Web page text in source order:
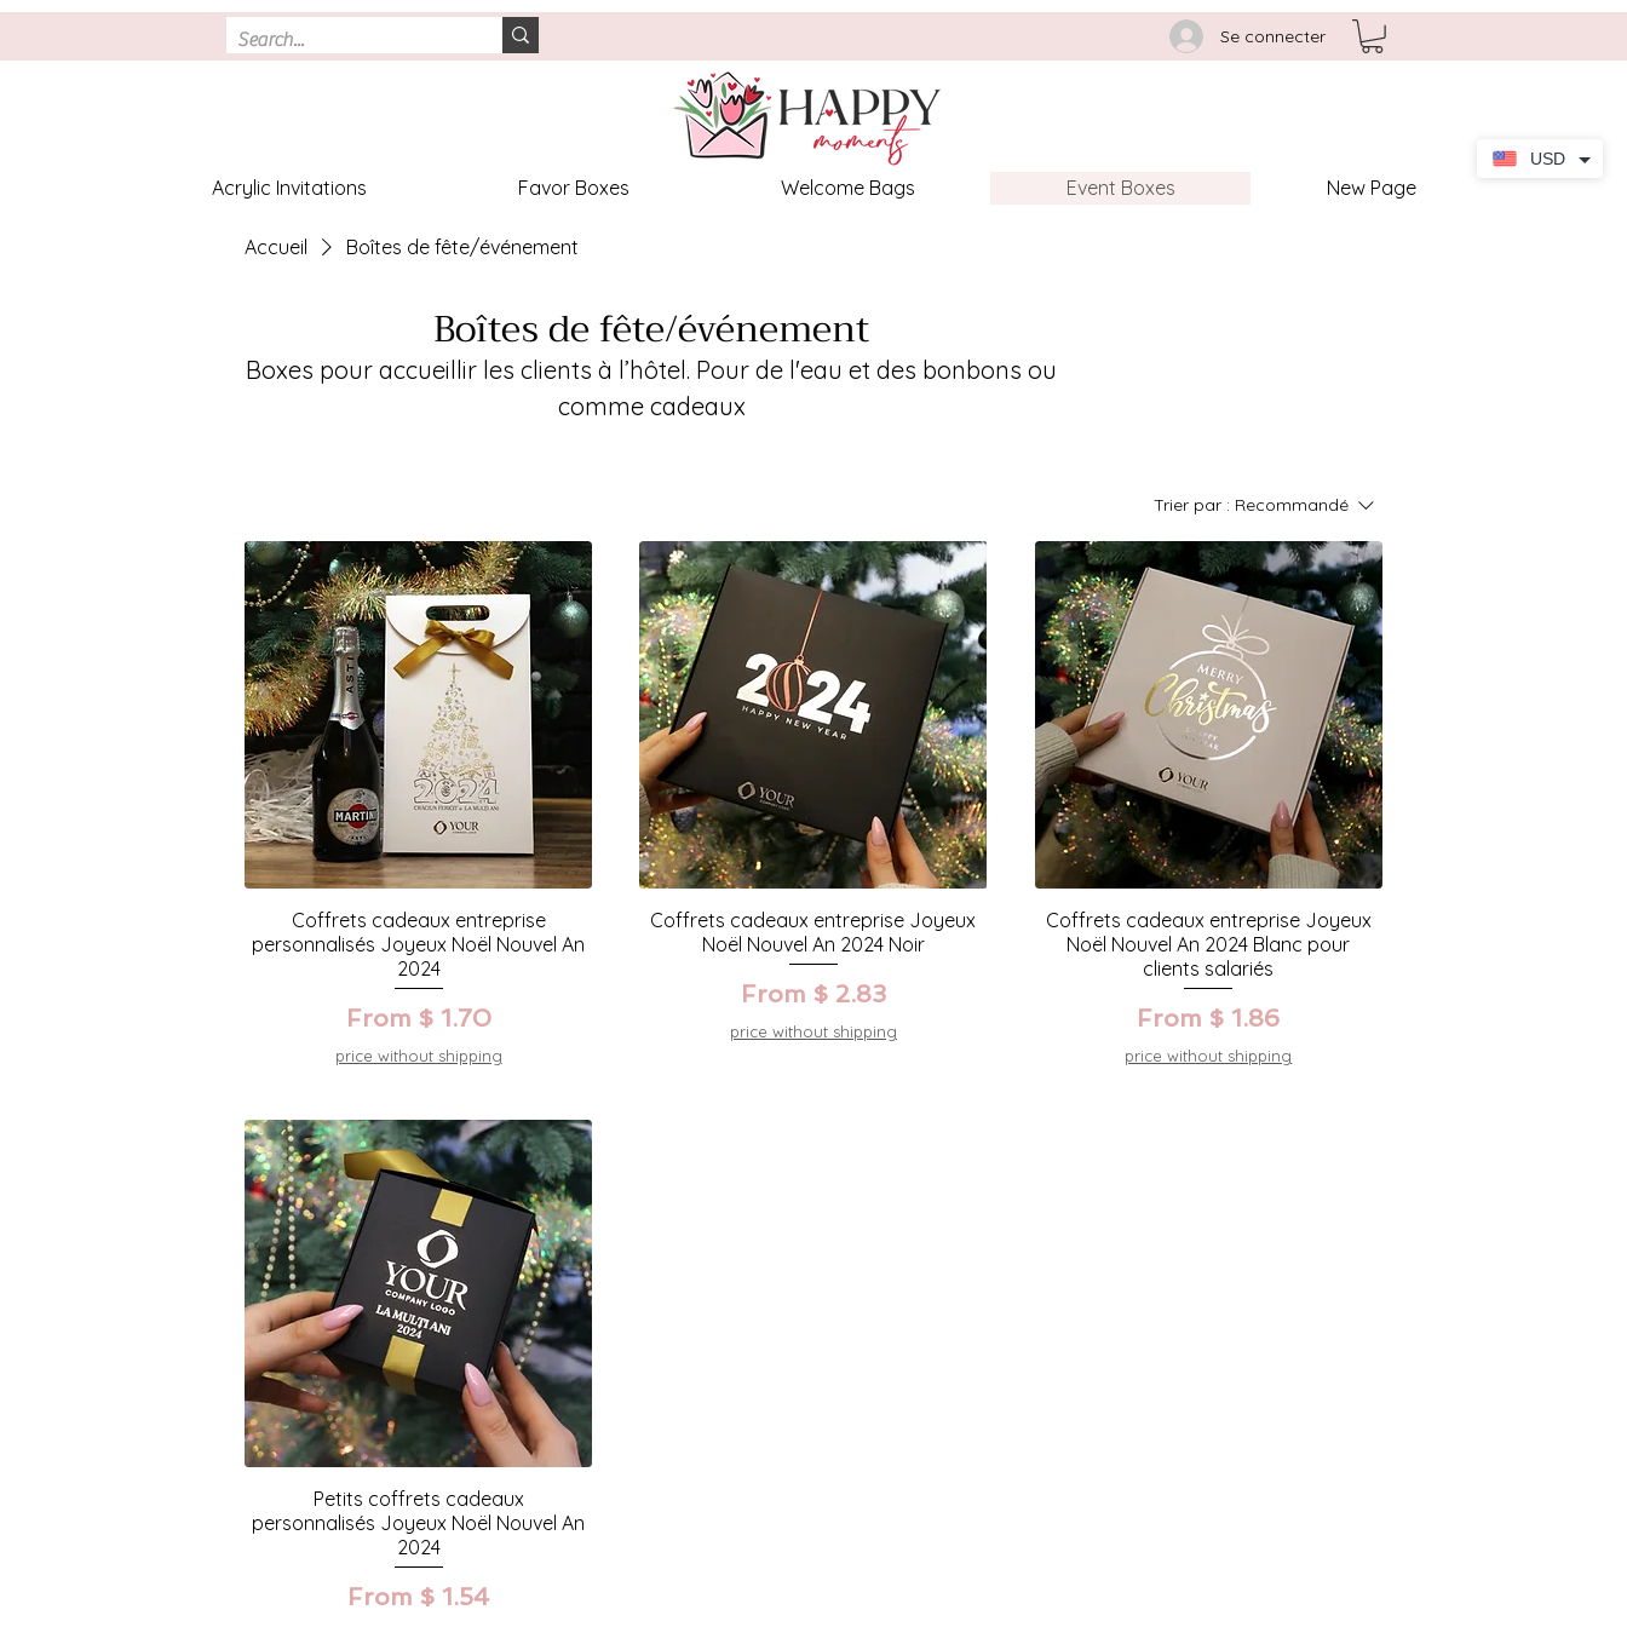
Se connecter
Acrylic Invitations Favor Boxes Welcome Bags Event Boxes New Page
Accueil Boîtes de fête/événement
Boîtes de fête/événement
Boxes pour accueillir les clients à l’hôtel. Pour de l'eau et des bonbons ou
comme cadeaux
Trier par : Recommandé
Coffrets cadeaux entreprise
personnalisés Joyeux Noël Nouvel An
2024
From $ 1.70
price without shipping
Coffrets cadeaux entreprise Joyeux
Noël Nouvel An 2024 Noir
From $ 2.83
price without shipping
Coffrets cadeaux entreprise Joyeux
Noël Nouvel An 2024 Blanc pour
clients salariés
From $ 1.86
price without shipping
Petits coffrets cadeaux
personnalisés Joyeux Noël Nouvel An
2024
From $ 1.54
USD